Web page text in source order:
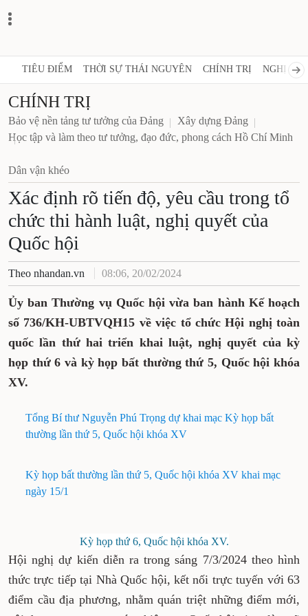
TIÊU ĐIỂM THỜI SỰ THÁI NGUYÊN CHÍNH TRỊ NGHỊ
CHÍNH TRỊ
Bảo vệ nền tảng tư tưởng của Đảng
Xây dựng Đảng
Hồ Chí Minh
Dân vận khéo
Xác định rõ tiến độ, yêu cầu
trong tổ chức thi hành luật,
nghị quyết của Quốc hội
Theo nhandan.vn 08:06, 20/02/2024
Ủy ban Thường vụ Quốc hội vừa ban hành
Kế hoạch số 736/KH-UBTVQH15 về việc tổ
chức Hội nghị toàn quốc lần thứ hai triển
khai luật, nghị quyết của kỳ họp thứ 6 và kỳ
Tổng Bí thư Nguyễn Phú Trọng dự khai mạc Kỳ
Kỳ họp bất thường lần thứ 5, Quốc hội khóa XV
Kỳ họp thứ 6, Quốc hội khóa XV.
Hội nghị dự kiến diễn ra trong sáng 7/3/2024
theo hình thức trực tiếp tại Nhà Quốc hội, kết